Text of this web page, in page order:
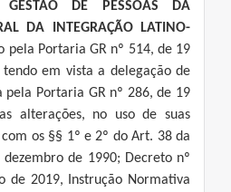
DE PESSOAS DA
DA INTEGRAÇÃO LATINO-
pela Portaria GR nº 514, de 19
em vista a delegação de
Portaria GR nº 286, de 19
alterações, no uso de suas
os §§ 1º e 2º do Art. 38 da
de 1990; Decreto nº
de 2019, Instrução Normativa